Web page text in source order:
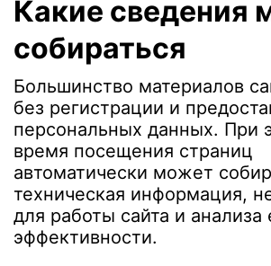
Какие сведения
собираться
Большинство материалов
без регистрации и
персональных данных. При
время посещения страниц
автоматически может
техническая информация,
для работы сайта и анализа
эффективности.